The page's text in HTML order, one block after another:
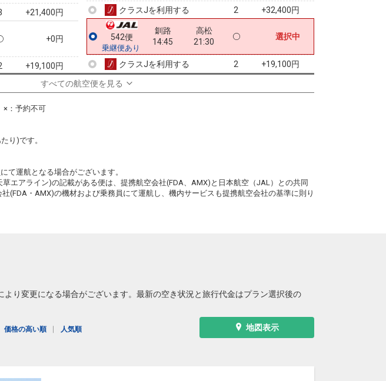
+21,400円
+0円
+19,100円
+0円
+30,100円
クラスJを利用する 2 +32,400円
542便
乗継便あり
釧路
14:45
高松
21:30
選択中
クラスJを利用する 2 +19,100円
すべての航空便を見る
：予約不可
り)です。
て運航となる場合がございます。
草エアライン)の記載がある便は、提携航空会社(FDA、AMX)と日本航空（JAL）との共同
(FDA・AMX)の機材および乗務員にて運航し、機内サービスも提携航空会社の基準に則り
り変更になる場合がございます。最新の空き状況と旅行代金はプラン選択後の
地図表示
価格の高い順 人気順